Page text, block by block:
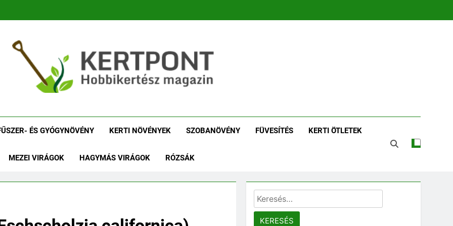
Növényhatározó
ÉS GYÓGYNÖVÉNY KERTI NÖVÉNYEK SZOBANÖVÉNY FÜVESÍTÉS KERTI ÖTLETEK
MEZEI VIRÁGOK HAGYMÁS VIRÁGOK RÓZSÁK
Keresés: